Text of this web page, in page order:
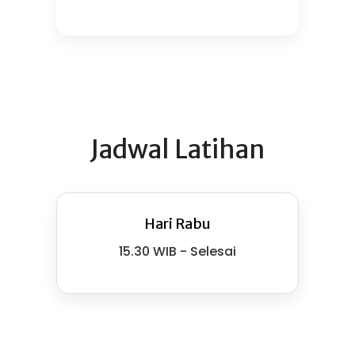
Jadwal Latihan
Hari Rabu
15.30 WIB - Selesai